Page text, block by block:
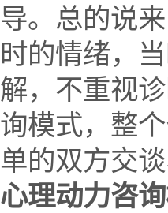
导。总的说
时的情绪，
解，不重视
询模式，整
单的双方交
心理动力咨